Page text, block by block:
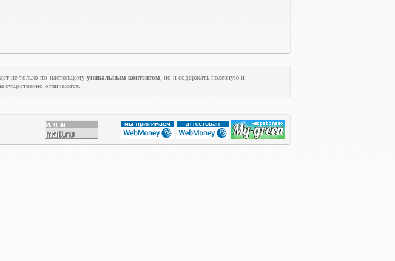
не только по-настоящему уникальным контентом , но и содержать полезную и
отличаются.